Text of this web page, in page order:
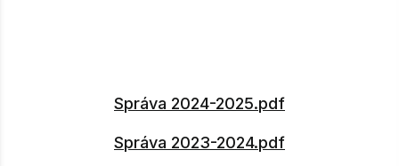
Správa 2024-2025.pdf
Správa 2023-2024.pdf